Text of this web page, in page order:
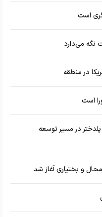
است
نگه می‌دارد
در منطقه
است
در مسیر توسعه
و بختیاری آغاز شد